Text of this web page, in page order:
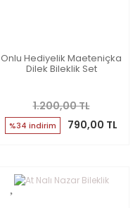
Onlu Hediyelik Maeteniçka
Dilek Bileklik Set
1.200,00 TL
%34 indirim 790,00 TL